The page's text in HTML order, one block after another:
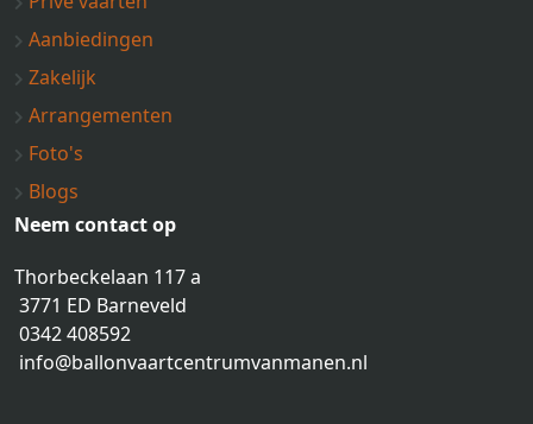
Aanbiedingen
Zakelijk
Arrangementen
Foto's
Blogs
Neem contact op
Thorbeckelaan 117 a
3771 ED Barneveld
0342 408592
info@ballonvaartcentrumvanmanen.nl